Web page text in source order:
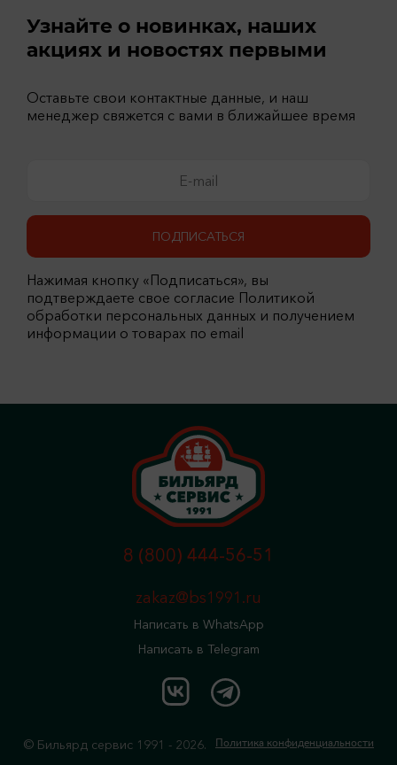
Узнайте о новинках, наших
акциях и новостях первыми
Оставьте свои контактные данные, и наш
менеджер свяжется с вами в ближайшее время
ПОДПИСАТЬСЯ
Нажимая кнопку «Подписаться», вы
подтверждаете свое согласие Политикой
обработки персональных данных и получением
информации о товарах по email
8 (800) 444-56-51
zakaz@bs1991.ru
Написать в WhatsApp
Написать в Telegram
© Бильярд сервис 1991 - 2026. Политика конфиденциальности